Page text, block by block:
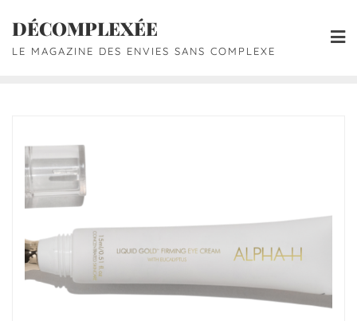
DÉCOMPLEXÉE
LE MAGAZINE DES ENVIES SANS COMPLEXE